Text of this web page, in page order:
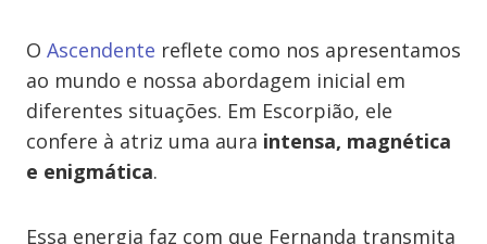
O Ascendente reflete como nos apresentamos
ao mundo e nossa abordagem inicial em
diferentes situações. Em Escorpião, ele
confere à atriz uma aura intensa, magnética
e enigmática.
Essa energia faz com que Fernanda transmita